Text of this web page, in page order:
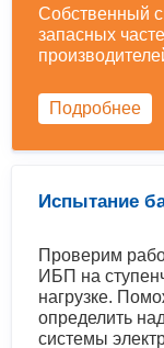
Собственный
запасных
Подробнее
Испытание
Проверим
ИБП на
нагрузке.
определить
системы